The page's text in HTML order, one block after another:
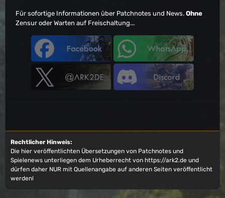
Für sofortige Informationen über Patchnotes und News. Ohne
Zensur oder Warten auf Freischaltung...
Rechtlicher Hinweis:
Die hier veröffentlichten Übersetzungen von Patchnotes und
Spielenews unterliegen dem Urheberrecht von https://ark2.de und
dürfen daher NUR mit Quellenangabe auf anderen Seiten veröffentlicht
werden!